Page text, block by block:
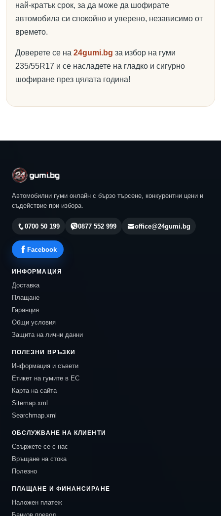
най-кратък срок, за да може да шофирате
автомобила си спокойно и уверено, независимо от
времето.
Доверете се на 24gumi.bg за избор на гуми
235/55R17 и се насладете на гладко и сигурно
шофиране през цялата година!
Автомобилни гуми онлайн с бързо търсене, конкурентни цени и
съдействие при избора.
0700 50 199 0877 552 999 office@24gumi.bg
Facebook
ИНФОРМАЦИЯ
Доставка
Плащане
Гаранция
Общи условия
Защита на лични данни
ПОЛЕЗНИ ВРЪЗКИ
Информация и съвети
Етикет на гумите в ЕС
Карта на сайта
Sitemap.xml
Searchmap.xml
ОБСЛУЖВАНЕ НА КЛИЕНТИ
Свържете се с нас
Връщане на стока
Полезно
ПЛАЩАНЕ И ФИНАНСИРАНЕ
Наложен платеж